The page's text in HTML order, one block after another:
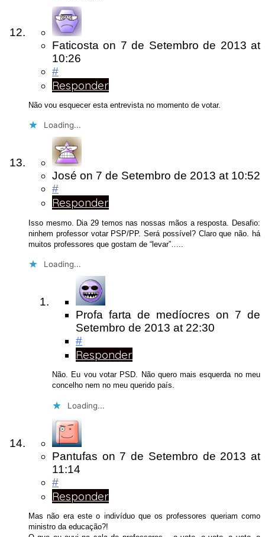
Faticosta on 7 de Setembro de 2013at
10:26
#
Responder
Não vou esquecer esta entrevista no momento de votar.
Loading...
José on 7 de Setembro de 2013 at 10:52
#
Responder
Isso mesmo. Dia 29 temos nas nossas mãos a resposta. Desafio:
ninhem professor votar PSP/PP. Será possível? Claro que não. há
muitos professores que gostam de “levar”…..
Loading...
Profa farta de medíocres on 7 de
Setembro de 2013 at 22:30
#
Responder
Não. Eu vou votar PSD. Não quero mais esquerda no meu
concelho nem no meu querido país.
Loading...
Pantufas on 7 de Setembro de 2013at
11:14
#
Responder
Mas não era este o indivíduo que os professores queriam como
ministro da educação?!